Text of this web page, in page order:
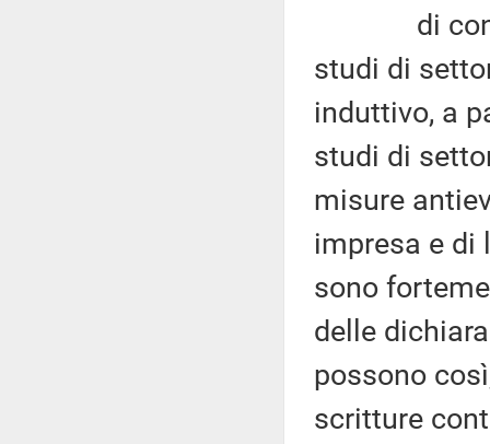
di contro
studi di
induttivo, a
studi di
misure
impresa e di
sono
delle
possono
scritture